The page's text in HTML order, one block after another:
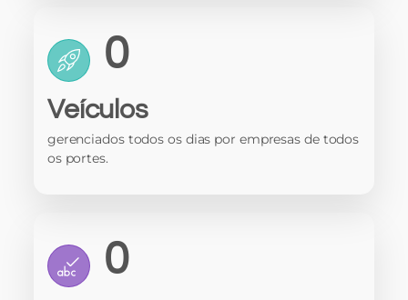
0
Veículos
gerenciados todos os dias por empresas de todos
os portes.
0